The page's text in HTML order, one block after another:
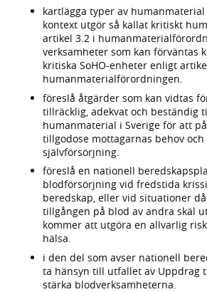
kartlägga typer av
kontext utgör så kallat kritiskt
artikel 3.2 i
verksamheter som kan förväntas
kritiska SoHO-enheter enligt
humanmaterialförordningen.
föreslå åtgärder som kan vidtas
tillräcklig, adekvat och beständig
humanmaterial i Sverige för att
tillgodose mottagarnas behov
självförsörjning.
föreslå en nationell
blodförsörjning vid fredstida
beredskap, eller vid situationer
tillgången på blod av andra skäl
kommer att utgöra en allvarlig
hälsa.
i den del som avser nationell
ta hänsyn till utfallet av Uppdrag
stärka blodverksamheterna.